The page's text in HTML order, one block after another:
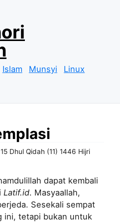
Islam Munsyi
Linux
Dhul Qidah (11) 1446 Hijri
dapat kembali
Latif.id. Masyaallah,
Sesekali sempat
ini, tetapi bukan untuk